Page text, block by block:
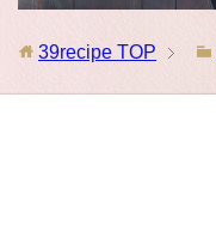
39recipe TOP